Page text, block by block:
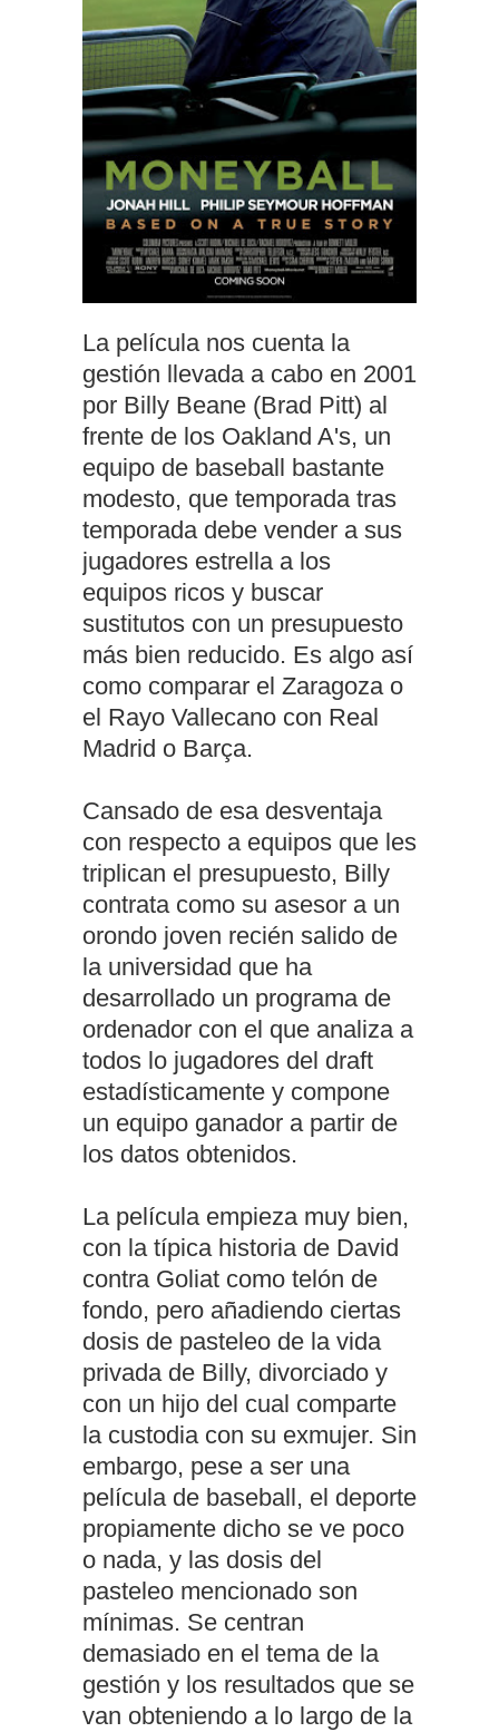
La película nos cuenta la
gestión llevada a cabo en 2001
por Billy Beane (Brad Pitt) al
frente de los Oakland A's, un
equipo de baseball bastante
modesto, que temporada tras
temporada debe vender a sus
jugadores estrella a los
equipos ricos y buscar
sustitutos con un presupuesto
más bien reducido. Es algo así
como comparar el Zaragoza o
el Rayo Vallecano con Real
Madrid o Barça.
Cansado de esa desventaja
con respecto a equipos que les
triplican el presupuesto, Billy
contrata como su asesor a un
orondo joven recién salido de
la universidad que ha
desarrollado un programa de
ordenador con el que analiza a
todos lo jugadores del draft
estadísticamente y compone
un equipo ganador a partir de
los datos obtenidos.
La película empieza muy bien,
con la típica historia de David
contra Goliat como telón de
fondo, pero añadiendo ciertas
dosis de pasteleo de la vida
privada de Billy, divorciado y
con un hijo del cual comparte
la custodia con su exmujer. Sin
embargo, pese a ser una
película de baseball, el deporte
propiamente dicho se ve poco
o nada, y las dosis del
pasteleo mencionado son
mínimas. Se centran
demasiado en el tema de la
gestión y los resultados que se
van obteniendo a lo largo de la